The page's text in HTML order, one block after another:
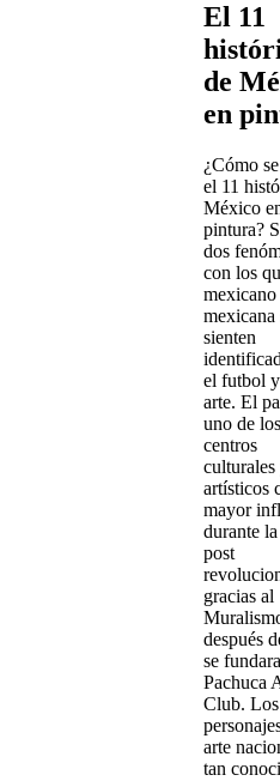
El 11
de
en
¿Cómo
el 11
México
pintura?
dos
con los
mexicano
mexicana
sienten
el futbol
arte. El
uno de los
centros
culturales
artísticos
mayor
durante
post
gracias al
después
se
Pachuca
Club. Los
arte
tan